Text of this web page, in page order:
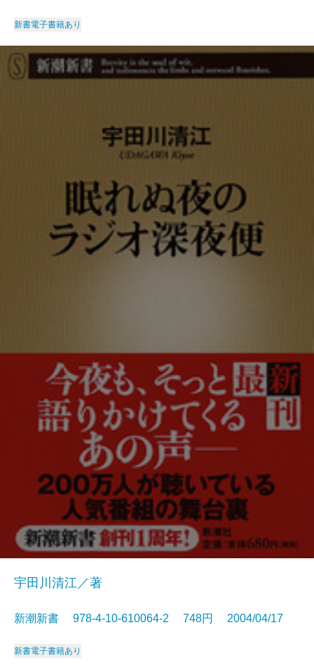
新書電子書籍あり
宇田川清江／著
新潮新書 978-4-10-610064-2 748円 2004/04/17
新書電子書籍あり